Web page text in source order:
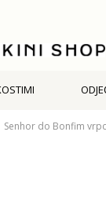
Senhor do Bonfim